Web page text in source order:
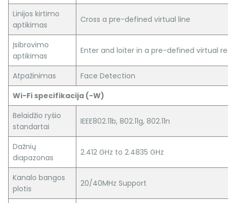
Linijos kirtimo
aptikimas
Cross a pre-defined virtual line
Įsibrovimo
aptikimas
Enter and loiter in a pre-defined virtual
Atpažinimas
Face Detection
Wi-Fi specifikacija (-W)
Belaidžio ryšio
standartai
IEEE802.11b, 802.11g, 802.11n
Dažnių
diapazonas
2.412 GHz to 2.4835 GHz
Kanalo bangos
plotis
20/40MHz Support